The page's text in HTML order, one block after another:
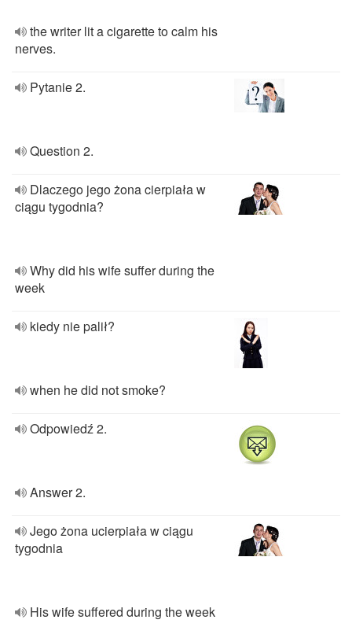
the writer lit a cigarette to calm his
nerves.
Pytanie 2.
Question 2.
Dlaczego jego żona cierpiała w
ciągu tygodnia?
Why did his wife suffer during the
week
kiedy nie palił?
when he did not smoke?
Odpowiedź 2.
Answer 2.
Jego żona ucierpiała w ciągu
tygodnia
His wife suffered during the week